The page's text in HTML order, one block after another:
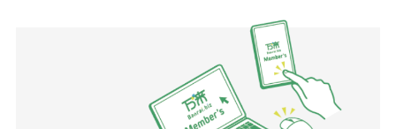
商品や印刷方法によって異なります
ので、予めご了承ください。
例：200個未満（1式：18,000円）